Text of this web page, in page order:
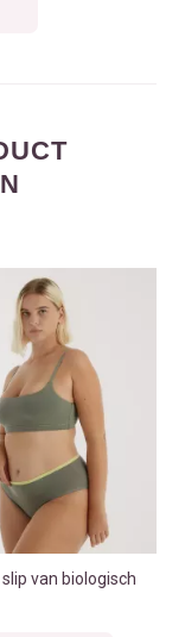
slip van biologisch